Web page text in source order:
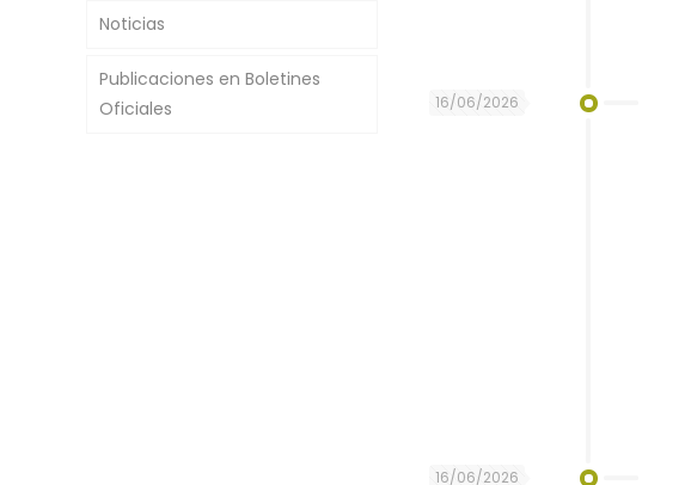
16/06/2026
16/06/2026
Noticias
Publicaciones en Boletines
Oficiales